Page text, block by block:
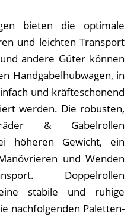
bieten die optimale
und leichten Transport
andere Güter können
Handgabelhubwagen, in
und kräfteschonend
werden. Die robusten,
& Gabelrollen
höheren Gewicht, ein
und Wenden
Doppelrollen
stabile und ruhige
nachfolgenden Paletten-